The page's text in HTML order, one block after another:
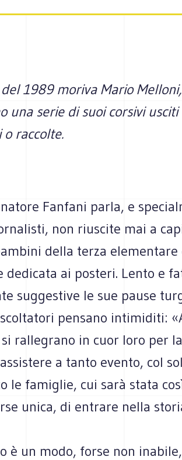
1989 moriva Mario
una serie di suoi corsivi
raccolte.
Fanfani parla, e
non riuscite mai a
della terza
dedicata ai posteri. Lento e
suggestive le sue pause
pensano intimiditi:
rallegrano in cuor loro per
a tanto evento, col
le famiglie, cui sarà stata
unica, di entrare nella
è un modo, forse non